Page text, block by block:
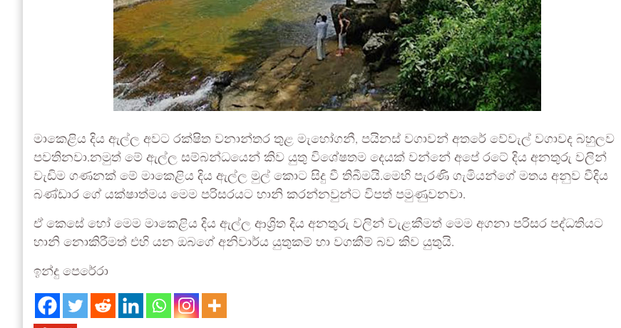
මාකෙළිය දිය ඇල්ල අවට රක්ෂිත වනාන්තර තුළ මැහෝගනී, පයිනස් වගාවන් අතරේ වේවැල් වගාවද බහුලව
පවතිනවා.නමුත් මේ ඇල්ල සම්බන්ධයෙන් කිව යුතු විශේෂතම දෙයක් වන්නේ අපේ රටේ දිය අනතුරු වලින්
වැඩිම ගණනක් මේ මාකෙළිය දිය ඇල්ල මුල් කොට සිදු වී තිබීමයි.මෙහි පැරණි ගැමියන්ගේ මතය අනුව වීදිය
බණ්ඩාර ගේ යක්ෂාත්මය මෙම පරිසරයට හානි කරන්නවුන්ට විපත් පමුණුවනවා.
ඒ කෙසේ හෝ මෙම මාකෙළිය දිය ඇල්ල ආශ්‍රිත දිය අනතුරු වලින් වැළකීමත් මෙම අගනා පරිසර පද්ධතියට
හානි නොකිරීමත් එහි යන ඔබගේ අනිවාර්ය යුතුකම් හා වගකීම් බව කිව යුතුයි.
ඉන්දු පෙරේරා